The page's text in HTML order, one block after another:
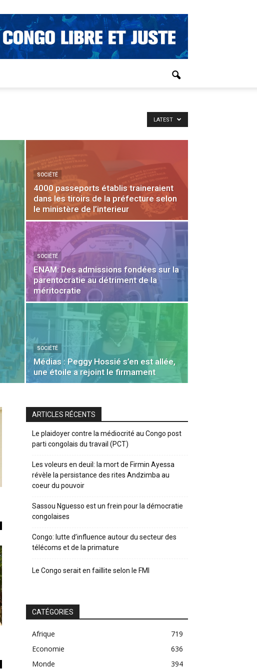
LATEST
SOCIÉTÉ
4000 passeports établis traineraient
dans les tiroirs de la préfecture selon
le ministère de l’interieur
SOCIÉTÉ
ENAM: Des admissions fondées sur la
parentocratie au détriment de la
méritocratie
SOCIÉTÉ
Médias : Peggy Hossié s’en est allée,
une étoile a rejoint le firmament
ARTICLES RÉCENTS
Le plaidoyer contre la médiocrité au Congo post
parti congolais du travail (PCT)
Les voleurs en deuil: la mort de Firmin Ayessa
révèle la persistance des rites Andzimba au
coeur du pouvoir
Sassou Nguesso est un frein pour la démocratie
congolaises
Congo: lutte d’influence autour du secteur des
télécoms et de la primature
Le Congo serait en faillite selon le FMI
CATÉGORIES
Afrique
719
Economie
636
Monde
394